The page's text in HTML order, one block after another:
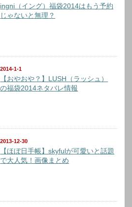
ingni（イング）福袋2014はもう予約
じゃないと無理？
2014-1-1
【おやおや？】LUSH（ラッシュ）
の福袋2014ネタバレ情報
2013-12-30
【ほぼ日手帳】skyfulが可愛いと話題
で大人気！画像まとめ